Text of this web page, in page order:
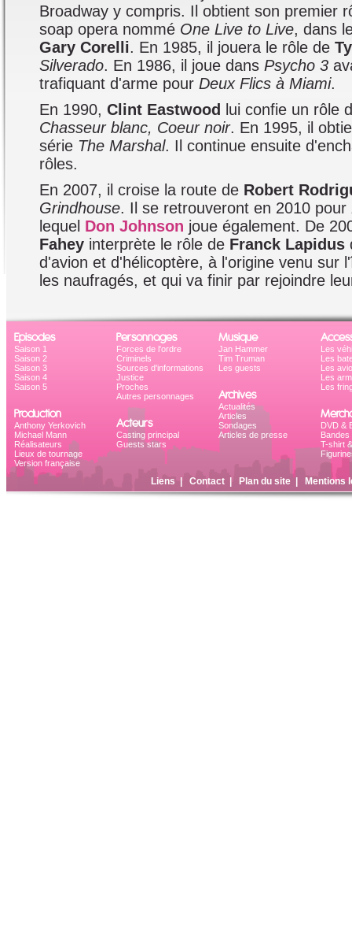
Broadway y compris. Il obtient son premier
soap opera nommé One Live to Live, dans
Gary Corelli. En 1985, il jouera le rôle de
Silverado. En 1986, il joue dans Psycho 3
trafiquant d'arme pour Deux Flics à Miami.
En 1990, Clint Eastwood
lui confie un rôle
Chasseur blanc, Coeur noir. En 1995, il
série The Marshal. Il continue ensuite
rôles.
En 2007, il croise la route de Robert
Grindhouse. Il se retrouveront en 2010 pour
lequel Don Johnson joue également. De
Fahey interprète le rôle de Franck Lapidus
d'avion et d'hélicoptère, à l'origine venu sur
les naufragés, et qui va finir par rejoindre
Episodes
Saison 1
Saison 2
Saison 3
Saison 4
Saison 5
Production
Anthony Yerkovich
Michael Mann
Réalisateurs
Lieux de tournage
Version française
Personnages
Forces de l'ordre
Criminels
Sources d'informations
Justice
Proches
Autres personnages
Acteurs
Casting principal
Guests stars
Musique
Jan Hammer
Tim Truman
Les guests
Archives
Actualités
Articles
Sondages
Articles de presse
Les
Les
Les
Les
Les
DVD &
Bandes
T-shirt
Liens Contact| Plan du site| Mentions